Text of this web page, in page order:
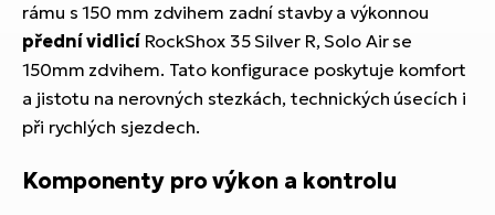
rámu s 150 mm zdvihem zadní stavby a výkonnou
přední vidlicí RockShox 35 Silver R, Solo Air se
150mm zdvihem. Tato konfigurace poskytuje komfort
a jistotu na nerovných stezkách, technických úsecích i
při rychlých sjezdech.
Komponenty pro výkon a kontrolu